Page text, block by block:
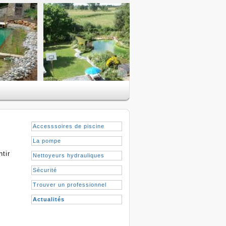
Accesssoires de piscine
La pompe
Nettoyeurs hydrauliques
Sécurité
Trouver un professionnel
Actualités